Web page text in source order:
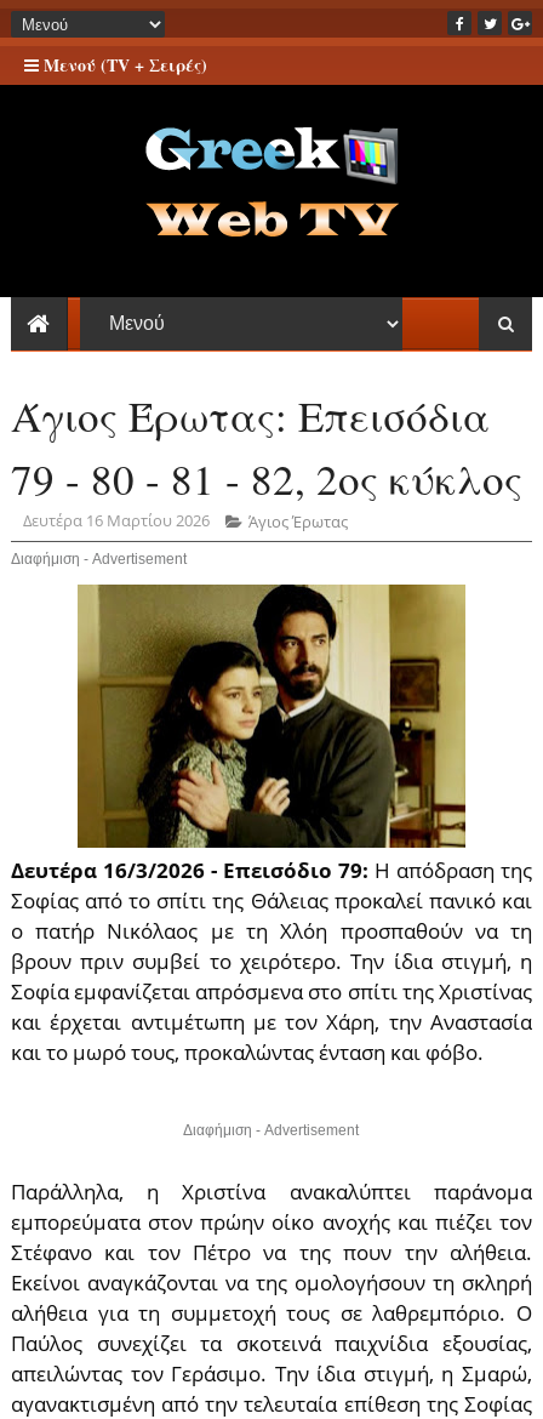
Μενού (TV + Σειρές)
Άγιος Έρωτας: Επεισόδια
79 - 80 - 81 - 82, 2ος κύκλος
Δευτέρα 16 Μαρτίου 2026 Άγιος Έρωτας
Διαφήμιση - Advertisement
Δευτέρα 16/3/2026 - Επεισόδιο 79: Η απόδραση της
Σοφίας από το σπίτι της Θάλειας προκαλεί πανικό και
ο πατήρ Νικόλαος με τη Χλόη προσπαθούν να τη
βρουν πριν συμβεί το χειρότερο. Την ίδια στιγμή, η
Σοφία εμφανίζεται απρόσμενα στο σπίτι της Χριστίνας
και έρχεται αντιμέτωπη με τον Χάρη, την Αναστασία
και το μωρό τους, προκαλώντας ένταση και φόβο.
Διαφήμιση - Advertisement
Παράλληλα, η Χριστίνα ανακαλύπτει παράνομα
εμπορεύματα στον πρώην oίκo αvoχής και πιέζει τον
Στέφανο και τον Πέτρο να της πουν την αλήθεια.
Εκείνοι αναγκάζονται να της ομολογήσουν τη σκληρή
αλήθεια για τη συμμετοχή τους σε λαθρεμπόριο. Ο
Παύλος συνεχίζει τα σκοτεινά παιχνίδια εξουσίας,
απειλώντας τον Γεράσιμο. Την ίδια στιγμή, η Σμαρώ,
αγανακτισμένη από την τελευταία επίθεση της Σοφίας